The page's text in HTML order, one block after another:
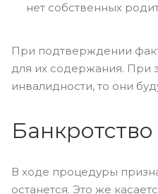
нет собственных
При подтверждении
для их содержания. При
инвалидности, то они
В ходе процедуры
останется. Это же